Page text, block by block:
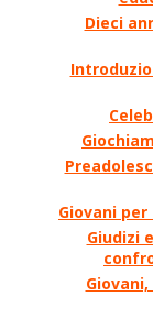
Dieci
Giovani
Giudizi